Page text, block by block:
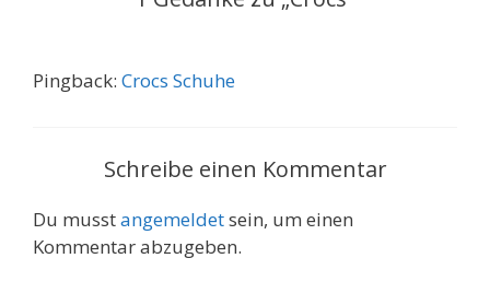
Pingback: Crocs Schuhe
Schreibe einen Kommentar
Du musstangemeldetsein, um einen
Kommentar abzugeben.